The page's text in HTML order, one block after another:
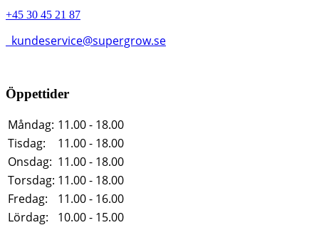
+45 30 45 21 87
kundeservice@supergrow.se
Öppettider
Måndag: 11.00 - 18.00
Tisdag:
11.00 - 18.00
Onsdag: 11.00 - 18.00
Torsdag: 11.00 - 18.00
Fredag:
11.00 - 16.00
Lördag:
10.00 - 15.00